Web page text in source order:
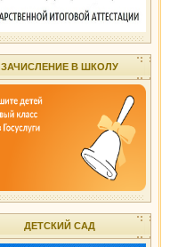
ЗАЧИСЛЕНИЕ В ШКОЛУ
ДЕТСКИЙ САД